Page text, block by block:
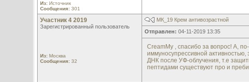
Из:Источник
Сообщения:301
Участник 4 2019
Зарегистрированный пользователь
Из:Москва
Сообщения:32
МК_19 Крем антивозрастной
Отправлен: 04-11-2019 13:35
CreamMy , спасибо за вопрос! А,
иммуносупрессивной
ДНК после УФ-облучения, т.е
пептидами существуют про и